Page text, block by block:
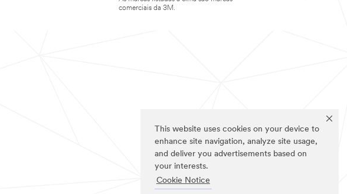
This website uses cookies on your device to
enhance site navigation, analyze site usage,
and deliver you advertisements based on
your interests.
Cookie Notice
comerciais da 3M.